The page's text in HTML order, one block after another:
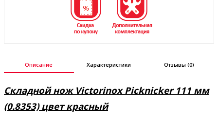
Описание Характеристики Отзывы (0)
Складной нож Victorinox Picknicker 111 мм
(0.8353) цвет красный